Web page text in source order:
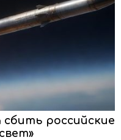
российские